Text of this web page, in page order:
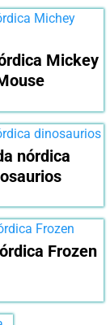
Mickey
nórdica
Frozen